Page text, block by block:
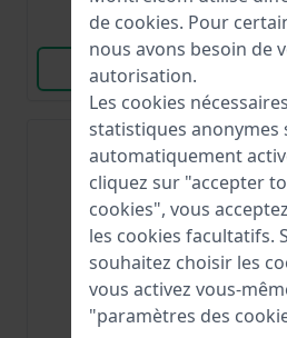
Comparer
Voir les produits
de cookies. Pour
nous avons besoin de
autorisation.
Les cookies
statistiques
automatiquement
cliquez sur "accepter
cookies", vous
les cookies facultatifs.
souhaitez choisir les
vous activez vous-
"paramètres des